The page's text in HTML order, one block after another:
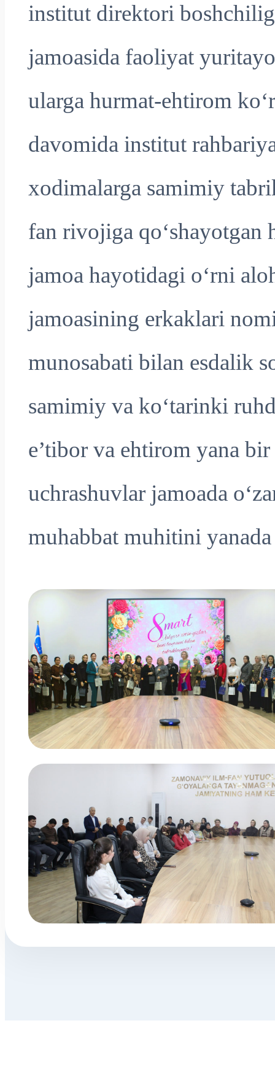
institut direktori
jamoasida faoliyat
ularga hurmat-ehtirom
davomida institut
xodimalarga samimiy
fan rivojiga qo‘shayotgan
jamoa hayotidagi o‘rni
jamoasining erkaklari
munosabati bilan esdalik
samimiy va ko‘tarinki
e’tibor va ehtirom yana
uchrashuvlar jamoada
muhabbat muhitini